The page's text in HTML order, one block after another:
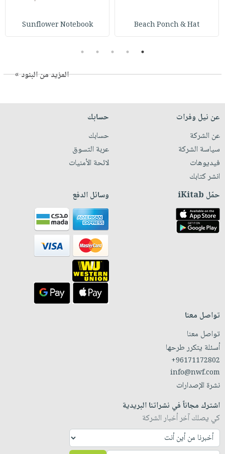
Beach Ponch & Hat
Sunflower Notebook
1
2
3
4
5
المزيد من البنود »
عن نيل وفرات
عن الشركة
سياسة الشركة
فيديوهات
انشر كتابك
حسابك
حسابك
عربة التسوق
لائحة الأمنيات
حمّل iKitab وسائل الدفع
تواصل معنا
تواصل معنا
أسئلة يتكرر طرحها
+96171172802
info@nwf.com
نشرة الإصدارات
اشترك مجاناً في نشراتنا البريدية
كي يصلك آخر أخبار الشركة